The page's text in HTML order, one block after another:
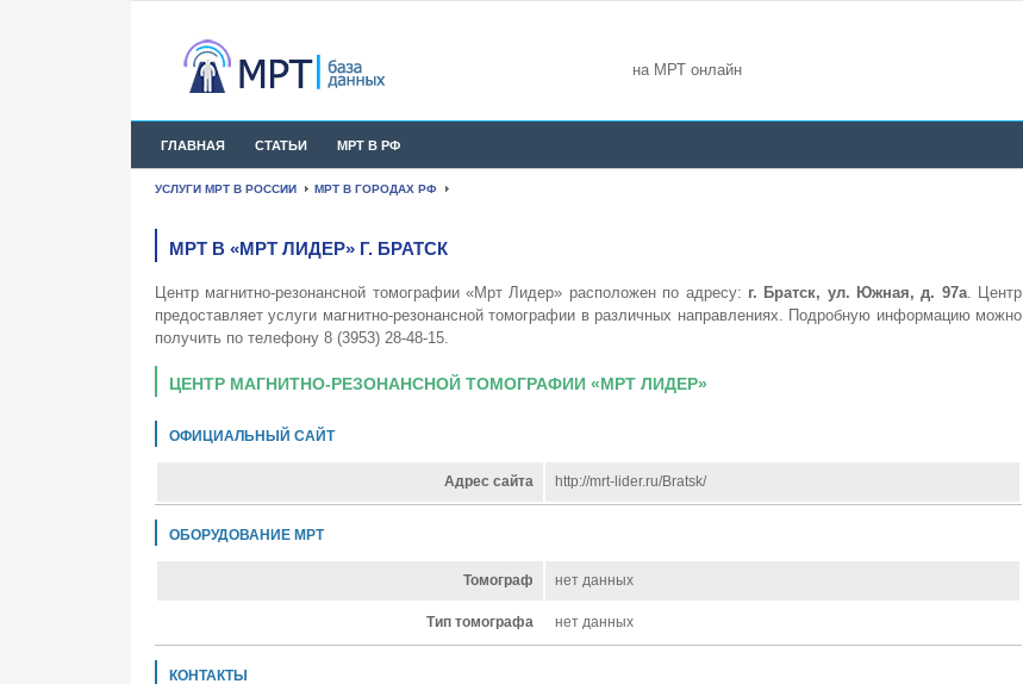
на МРТ онлайн
ГЛАВНАЯ СТАТЬИ МРТ В РФ
УСЛУГИ МРТ В РОССИИ МРТ В ГОРОДАХ РФ
МРТ В «МРТ ЛИДЕР» Г. БРАТСК
Центр магнитно-резонансной томографии «Мрт Лидер» расположен по адресу: г. Братск, ул. Южная, д. 97а. Центр
предоставляет услуги магнитно-резонансной томографии в различных направлениях. Подробную информацию можно
получить по телефону 8 (3953) 28-48-15.
ЦЕНТР МАГНИТНО-РЕЗОНАНСНОЙ ТОМОГРАФИИ «МРТ ЛИДЕР»
ОФИЦИАЛЬНЫЙ САЙТ
Адрес сайта http://mrt-lider.ru/Bratsk/
ОБОРУДОВАНИЕ МРТ
Томограф нет данных
Тип томографа нет данных
КОНТАКТЫ